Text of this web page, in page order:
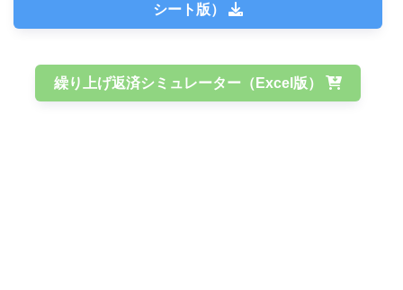
シート版）
繰り上げ返済シミュレーター（Excel版）